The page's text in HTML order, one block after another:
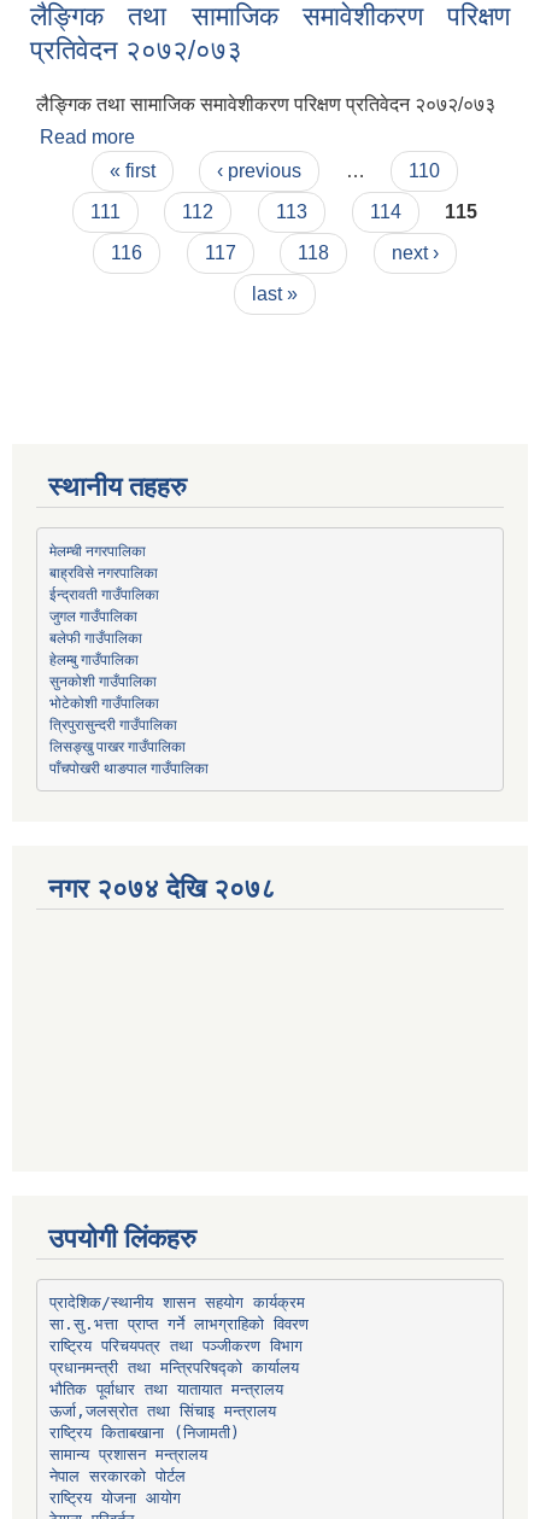
लैङ्गिक तथा सामाजिक समावेशीकरण परिक्षण
प्रतिवेदन २०७२/०७३
लैङ्गिक तथा सामाजिक समावेशीकरण परिक्षण प्रतिवेदन २०७२/०७३
Read more
प्रतिवेदन २०७२/०७३
Pages« first ‹ previous …
110
111
112 113 114
115
116
117 118
next ›
last »
स्थानीय तहहरु
मेलम्ची नगरपालिका
बाह्रविसे नगरपालिका
ईन्द्रावती गाउँपालिका
जुगल गाउँपालिका
बलेफी गाउँपालिका
हेलम्बु गाउँपालिका
सुनकोशी गाउँपालिका
भोटेकोशी गाउँपालिका
त्रिपुरासुन्दरी गाउँपालिका
लिसङ्खु पाखर गाउँपालिका
पाँचपोखरी थाङपाल गाउँपालिका
नगर २०७४ देखि २०७८
उपयोगी लिंकहरु
प्रादेशिक/स्थानीय शासन सहयोग कार्यक्रम
सा.सु.भत्ता प्राप्त गर्ने लाभग्राहिको विवरण
राष्ट्रिय परिचयपत्र तथा पञ्‍जीकरण विभाग
प्रधानमन्त्री तथा मन्त्रिपरिषद्को कार्यालय
भौतिक पूर्वाधार तथा यातायात मन्त्रालय
ऊर्जा,जलस्रोत तथा सिंचाइ मन्त्रालय
सामान्य प्रशासन मन्त्रालय
नेपाल सरकारको पोर्टल
राष्ट्रिय योजना आयोग